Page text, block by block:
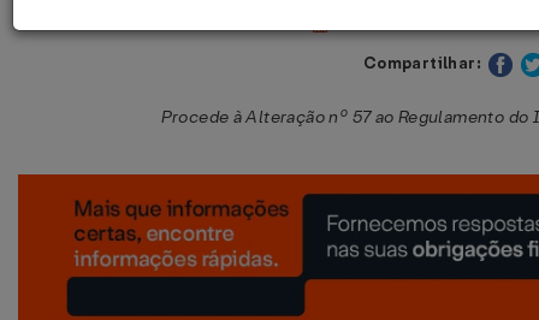
Compartilhar:
Procede à Alteração nº 57 ao Regulamento